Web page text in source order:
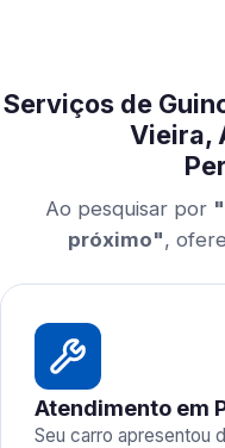
Serviços de
Vieira,
Ao pesquisar por
próximo",
Atendimento em
Seu carro apresentou